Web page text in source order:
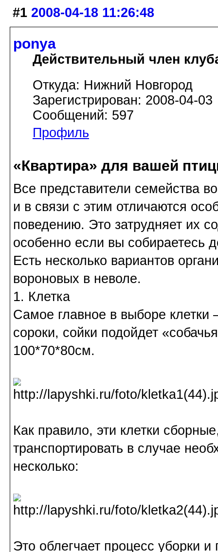
#1 2008-04-18 11:26:48
ponya
Действительный член
Откуда: Нижний Новгород
Зарегистрирован: 2008-04-03
Сообщений: 597
Профиль
«Квартира» для вашей
Все представители семейства
и в связи с этим отличаются
поведению. Это затрудняет их
особенно если вы собираетесь
Есть несколько вариантов
вороновых в неволе.
1. Клетка
Самое главное в выборе
сороки, сойки подойдет
100*70*80см.
Как правило, эти клетки
транспортировать в случае
несколько:
Это облегчает процесс уборки и